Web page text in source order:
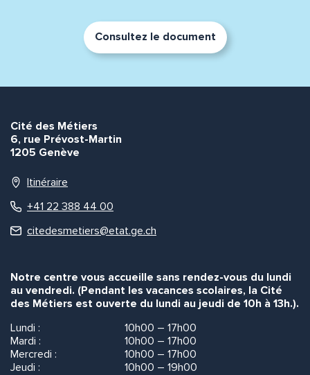
Consultez le document
Cité des Métiers
6, rue Prévost-Martin
1205 Genève
Itinéraire
+41 22 388 44 00
citedesmetiers@etat.ge.ch
Notre centre vous accueille sans rendez-vous du lundi
au vendredi. (Pendant les vacances scolaires, la Cité
des Métiers est ouverte du lundi au jeudi de 10h à 13h.).
Lundi :
10h00 – 17h00
Mardi :
10h00 – 17h00
Mercredi :
10h00 – 17h00
Jeudi :
10h00 – 19h00